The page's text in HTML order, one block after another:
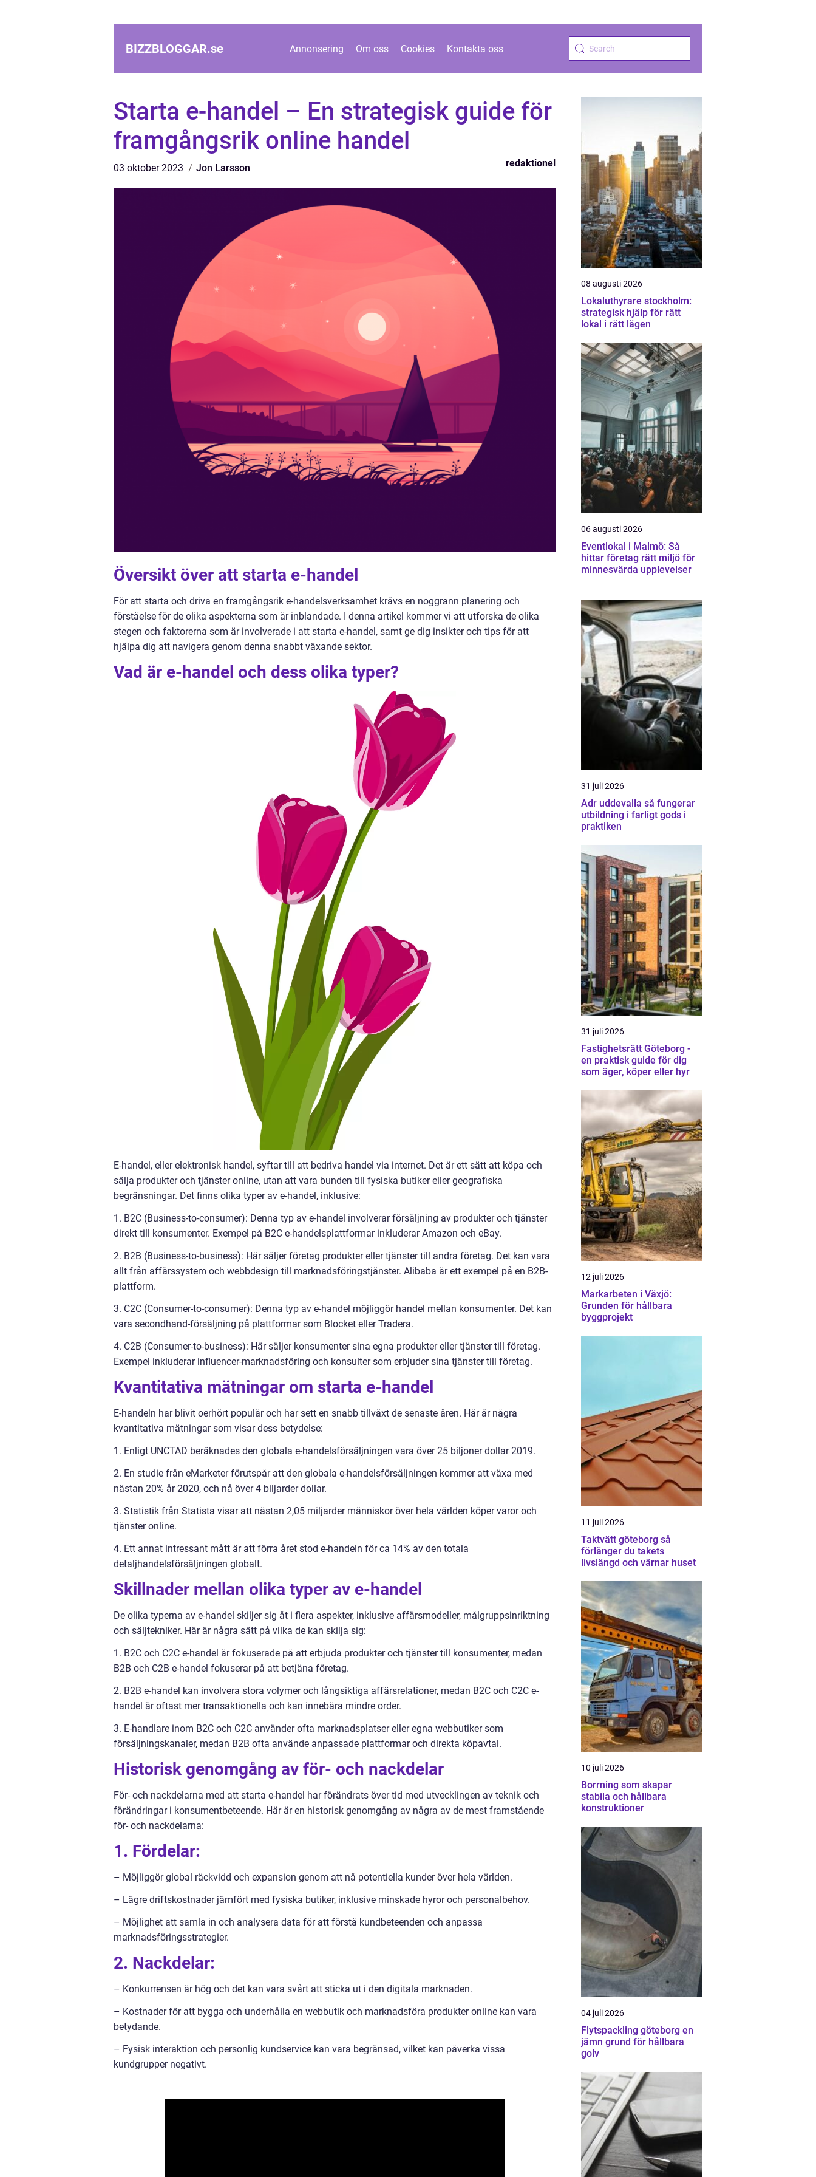
BIZZBLOGGAR.se Annonsering Om oss Cookies Kontakta oss
Starta e-handel – En strategisk guide för
framgångsrik online handel
03 oktober 2023 Jon Larsson redaktionel
Översikt över att starta e-handel
För att starta och driva en framgångsrik e-handelsverksamhet krävs en noggrann planering och
förståelse för de olika aspekterna som är inblandade. I denna artikel kommer vi att utforska de olika
stegen och faktorerna som är involverade i att starta e-handel, samt ge dig insikter och tips för att
hjälpa dig att navigera genom denna snabbt växande sektor.
Vad är e-handel och dess olika typer?
E-handel, eller elektronisk handel, syftar till att bedriva handel via internet. Det är ett sätt att köpa och
sälja produkter och tjänster online, utan att vara bunden till fysiska butiker eller geografiska
begränsningar. Det finns olika typer av e-handel, inklusive:
1. B2C (Business-to-consumer): Denna typ av e-handel involverar försäljning av produkter och tjänster
direkt till konsumenter. Exempel på B2C e-handelsplattformar inkluderar Amazon och eBay.
2. B2B (Business-to-business): Här säljer företag produkter eller tjänster till andra företag. Det kan vara
allt från affärssystem och webbdesign till marknadsföringstjänster. Alibaba är ett exempel på en B2B-
plattform.
3. C2C (Consumer-to-consumer): Denna typ av e-handel möjliggör handel mellan konsumenter. Det kan
vara secondhand-försäljning på plattformar som Blocket eller Tradera.
4. C2B (Consumer-to-business): Här säljer konsumenter sina egna produkter eller tjänster till företag.
Exempel inkluderar influencer-marknadsföring och konsulter som erbjuder sina tjänster till företag.
Kvantitativa mätningar om starta e-handel
E-handeln har blivit oerhört populär och har sett en snabb tillväxt de senaste åren. Här är några
kvantitativa mätningar som visar dess betydelse:
1. Enligt UNCTAD beräknades den globala e-handelsförsäljningen vara över 25 biljoner dollar 2019.
2. En studie från eMarketer förutspår att den globala e-handelsförsäljningen kommer att växa med
nästan 20% år 2020, och nå över 4 biljarder dollar.
3. Statistik från Statista visar att nästan 2,05 miljarder människor över hela världen köper varor och
tjänster online.
4. Ett annat intressant mått är att förra året stod e-handeln för ca 14% av den totala
detaljhandelsförsäljningen globalt.
Skillnader mellan olika typer av e-handel
De olika typerna av e-handel skiljer sig åt i flera aspekter, inklusive affärsmodeller, målgruppsinriktning
och säljtekniker. Här är några sätt på vilka de kan skilja sig:
1. B2C och C2C e-handel är fokuserade på att erbjuda produkter och tjänster till konsumenter, medan
B2B och C2B e-handel fokuserar på att betjäna företag.
2. B2B e-handel kan involvera stora volymer och långsiktiga affärsrelationer, medan B2C och C2C e-
handel är oftast mer transaktionella och kan innebära mindre order.
3. E-handlare inom B2C och C2C använder ofta marknadsplatser eller egna webbutiker som
försäljningskanaler, medan B2B ofta använde anpassade plattformar och direkta köpavtal.
Historisk genomgång av för- och nackdelar
För- och nackdelarna med att starta e-handel har förändrats över tid med utvecklingen av teknik och
förändringar i konsumentbeteende. Här är en historisk genomgång av några av de mest framstående
för- och nackdelarna:
1. Fördelar:
– Möjliggör global räckvidd och expansion genom att nå potentiella kunder över hela världen.
– Lägre driftskostnader jämfört med fysiska butiker, inklusive minskade hyror och personalbehov.
– Möjlighet att samla in och analysera data för att förstå kundbeteenden och anpassa
marknadsföringsstrategier.
2. Nackdelar:
– Konkurrensen är hög och det kan vara svårt att sticka ut i den digitala marknaden.
– Kostnader för att bygga och underhålla en webbutik och marknadsföra produkter online kan vara
betydande.
– Fysisk interaktion och personlig kundservice kan vara begränsad, vilket kan påverka vissa
kundgrupper negativt.
08 augusti 2026
Lokaluthyrare stockholm:
strategisk hjälp för rätt
lokal i rätt lägen
06 augusti 2026
Eventlokal i Malmö: Så
hittar företag rätt miljö för
minnesvärda upplevelser
31 juli 2026
Adr uddevalla så fungerar
utbildning i farligt gods i
praktiken
31 juli 2026
Fastighetsrätt Göteborg -
en praktisk guide för dig
som äger, köper eller hyr
12 juli 2026
Markarbeten i Växjö:
Grunden för hållbara
byggprojekt
11 juli 2026
Taktvätt göteborg så
förlänger du takets
livslängd och värnar huset
10 juli 2026
Borrning som skapar
stabila och hållbara
konstruktioner
04 juli 2026
Flytspackling göteborg en
jämn grund för hållbara
golv